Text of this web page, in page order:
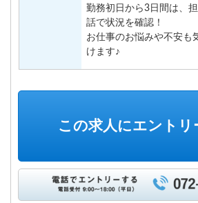
勤務初日から3日間は、
話で状況を確認！
お仕事のお悩みや不安も
けます♪
この求人にエントリ